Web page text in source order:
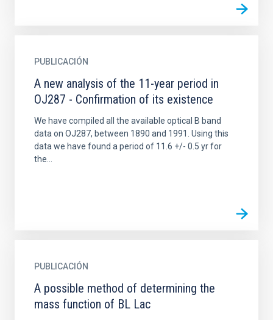
PUBLICACIÓN
A new analysis of the 11-year period in
OJ287 - Confirmation of its existence
We have compiled all the available optical B band
data on OJ287, between 1890 and 1991. Using this
data we have found a period of 11.6 +/- 0.5 yr for
the...
PUBLICACIÓN
A possible method of determining the
mass function of BL Lac